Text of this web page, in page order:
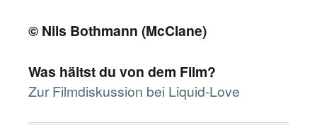
© Nils Bothmann (McClane)
Was hältst du von dem Film?
Zur Filmdiskussion bei Liquid-Love